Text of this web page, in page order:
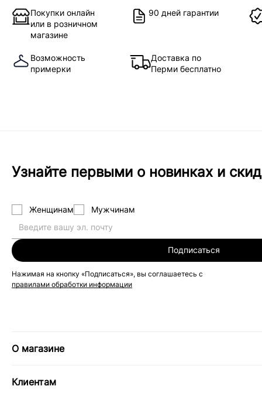
Покупки онлайн
или в розничном
магазине
90 дней гарантии
Возможность
примерки
Доставка по
Перми бесплатно
Узнайте первыми о новинках и
Женщинам Мужчинам
Подписаться
Нажимая на кнопку «Подписаться», вы соглашаетесь с
правилами обработки информации
О магазине
Клиентам